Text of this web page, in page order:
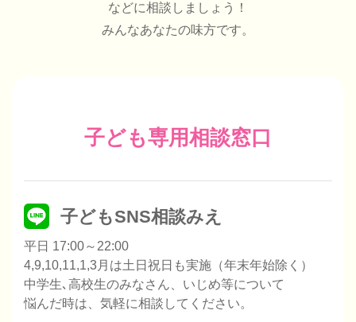
などに相談しましょう！
みんなあなたの味方です。
子ども専用相談窓口
子どもSNS相談みえ
平日 17:00～22:00
4,9,10,11,1,3月は土日祝日も実施（年末年始除く）
中学生､高校生のみなさん、いじめ等について
悩んだ時は、気軽に相談してください。